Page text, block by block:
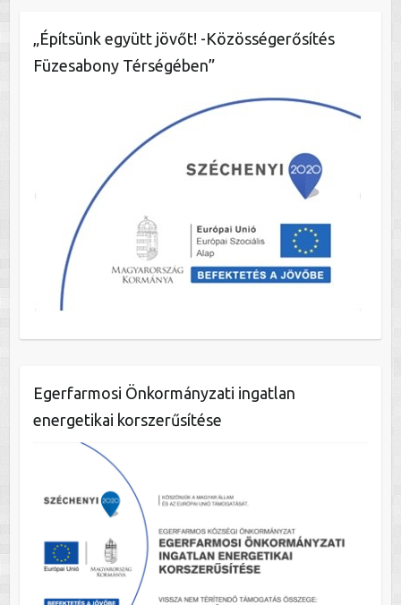
„Építsünk együtt jövőt! -Közösségerősítés
Füzesabony Térségében”
Egerfarmosi Önkormányzati ingatlan
energetikai korszerűsítése